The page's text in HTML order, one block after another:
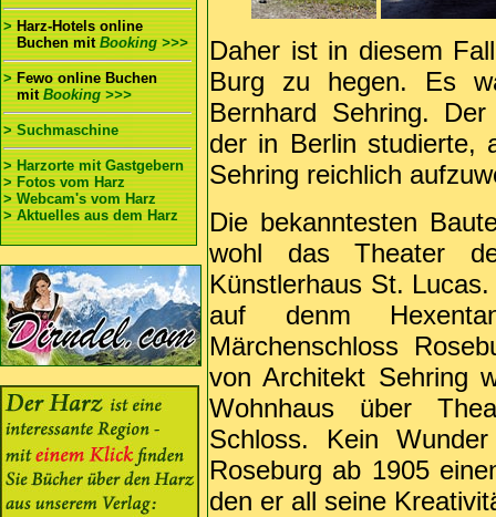
>Harz-Hotels online
Buchen mit Booking >>>
>Fewo online Buchen
mit Booking >>>
> Suchmaschine
> Harzorte mit Gastgebern
> Fotos vom Harz
> Webcam's vom Harz
> Aktuelles aus dem Harz
Daher ist in diesem
Burg zu hegen. Es
Bernhard Sehring.
der in Berlin studierte,
Sehring reichlich
Die bekanntesten
wohl das Theater
Künstlerhaus St.
auf denm
Märchenschloss
von Architekt Sehring
Wohnhaus über
Schloss. Kein
Roseburg ab 1905
den er all seine